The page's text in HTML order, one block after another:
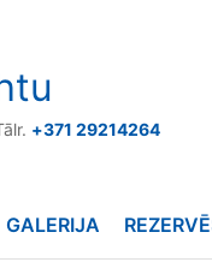
+371 29214264
GALERIJA